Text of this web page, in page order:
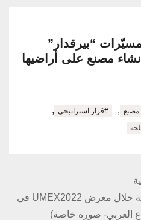
“بيرقدار”
مصنع على أراضيها
مصنع , #قرار استراتيجي ,
طائرة بيرقدار المسيّرة التركية خلال معرض UMEX2022 في
العربي- صورة خاصة)